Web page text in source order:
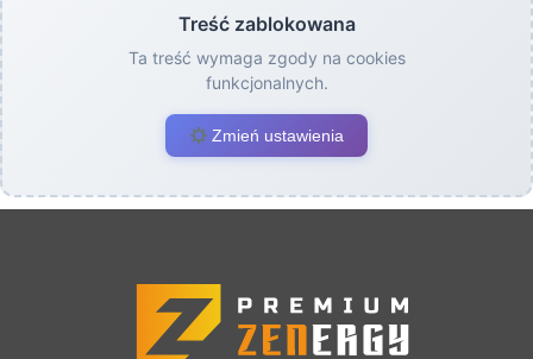
Treść zablokowana
Ta treść wymaga zgody na cookies
funkcjonalnych.
Zmień ustawienia